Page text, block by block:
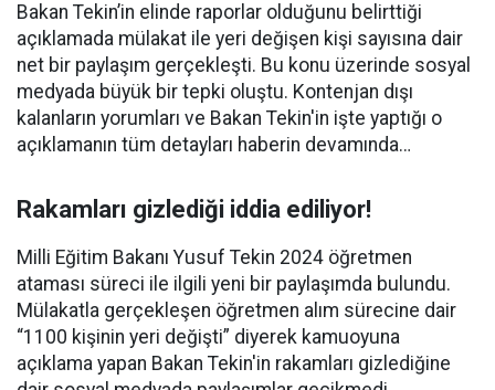
Bakan Tekin’in elinde raporlar olduğunu belirttiği
açıklamada mülakat ile yeri değişen kişi sayısına dair
net bir paylaşım gerçekleşti. Bu konu üzerinde sosyal
medyada büyük bir tepki oluştu. Kontenjan dışı
kalanların yorumları ve Bakan Tekin'in işte yaptığı o
açıklamanın tüm detayları haberin devamında…
Rakamları gizlediği iddia ediliyor!
Milli Eğitim Bakanı Yusuf Tekin 2024 öğretmen
ataması süreci ile ilgili yeni bir paylaşımda bulundu.
Mülakatla gerçekleşen öğretmen alım sürecine dair
“1100 kişinin yeri değişti” diyerek kamuoyuna
açıklama yapan Bakan Tekin'in rakamları gizlediğine